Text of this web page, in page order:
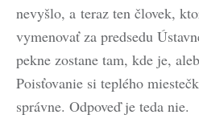
nevyšlo, a teraz ten človek,
vymenovať za predsedu
pekne zostane tam, kde je,
Poisťovanie si teplého
správne. Odpoveď je teda nie.